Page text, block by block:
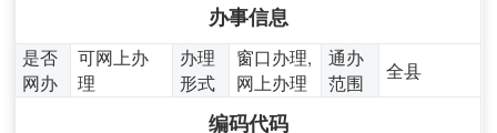
办事信息
是否
网办
可网上办
理
办理
形式
窗口办理,
网上办理
通办
范围
全县
编码代码